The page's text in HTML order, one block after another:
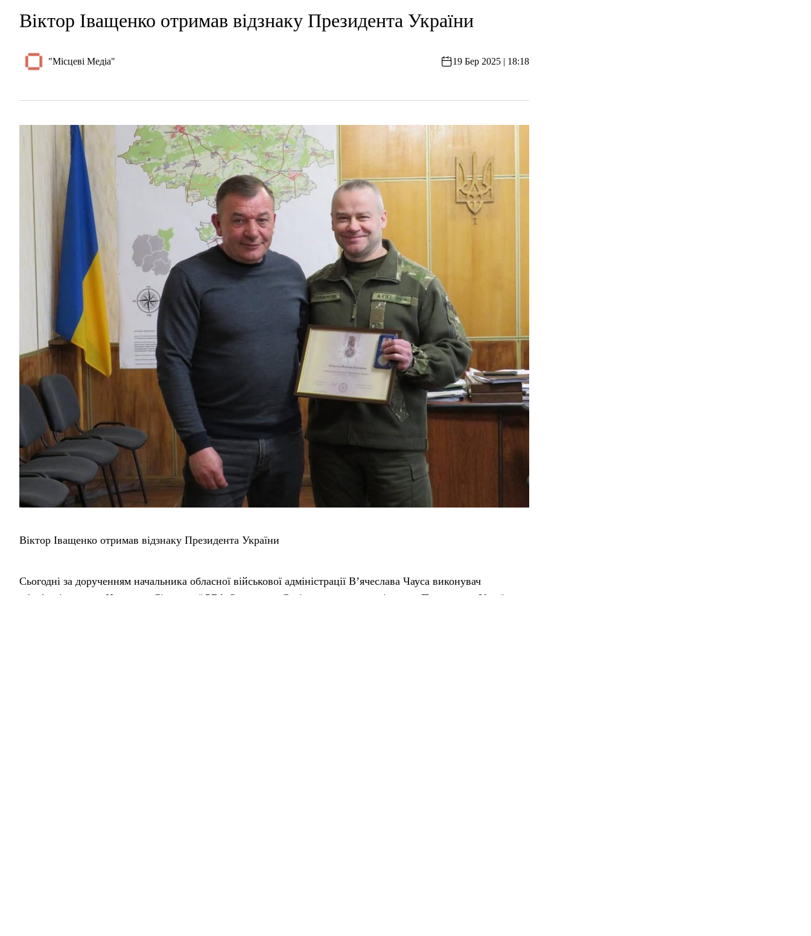
Віктор Іващенко отримав відзнаку Президента України
"Місцеві Медіа" 19 Бер 2025 | 18:18
Віктор Іващенко отримав відзнаку Президента України
Сьогодні за дорученням начальника обласної військової адміністрації В’ячеслава Чауса виконувач
обов’язків голови Новгород-Сіверської РВА Олександр Селіверстов вручив відзнаки Президента України